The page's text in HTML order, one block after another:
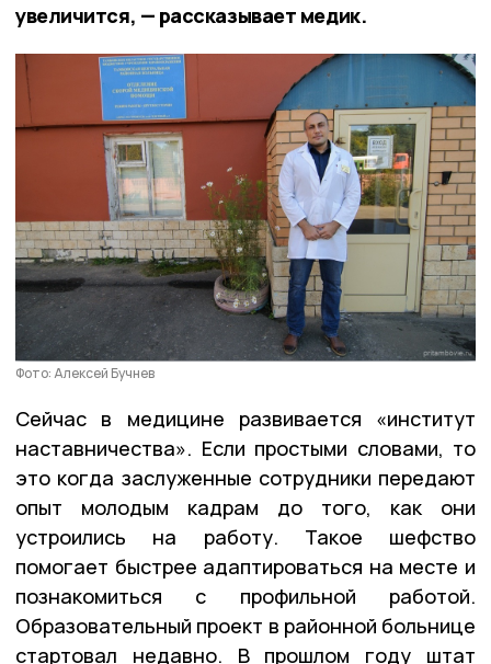
увеличится, — рассказывает медик.
Фото: Алексей Бучнев
Сейчас в медицине развивается «институт
наставничества». Если простыми словами, то
это когда заслуженные сотрудники передают
опыт молодым кадрам до того, как они
устроились на работу. Такое шефство
помогает быстрее адаптироваться на месте и
познакомиться с профильной работой.
Образовательный проект в районной больнице
стартовал недавно. В прошлом году штат